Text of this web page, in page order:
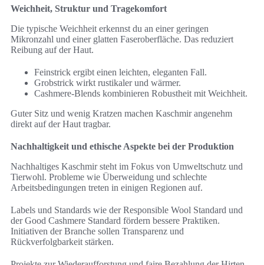
Weichheit, Struktur und Tragekomfort
Die typische Weichheit erkennst du an einer geringen
Mikronzahl und einer glatten Faseroberfläche. Das reduziert
Reibung auf der Haut.
Feinstrick ergibt einen leichten, eleganten Fall.
Grobstrick wirkt rustikaler und wärmer.
Cashmere-Blends kombinieren Robustheit mit Weichheit.
Guter Sitz und wenig Kratzen machen Kaschmir angenehm
direkt auf der Haut tragbar.
Nachhaltigkeit und ethische Aspekte bei der Produktion
Nachhaltiges Kaschmir steht im Fokus von Umweltschutz und
Tierwohl. Probleme wie Überweidung und schlechte
Arbeitsbedingungen treten in einigen Regionen auf.
Labels und Standards wie der Responsible Wool Standard und
der Good Cashmere Standard fördern bessere Praktiken.
Initiativen der Branche sollen Transparenz und
Rückverfolgbarkeit stärken.